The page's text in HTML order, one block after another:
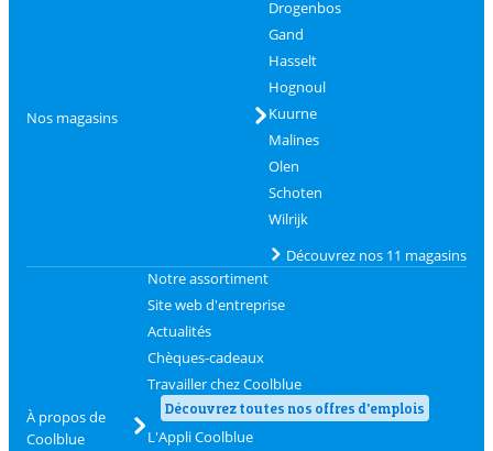
Nos magasins
Drogenbos
Gand
Hasselt
Hognoul
Kuurne
Malines
Olen
Schoten
Wilrijk
Découvrez nos 11 magasins
À propos de
Coolblue
Notre assortiment
Site web d'entreprise
Actualités
Chèques-cadeaux
Travailler chez Coolblue
Découvrez toutes nos offres d'emplois
L'Appli Coolblue